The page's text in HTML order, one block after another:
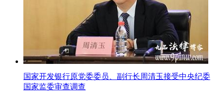
国家开发银行原党委委员、副行长周清玉接受中央纪委
国家监委审查调查